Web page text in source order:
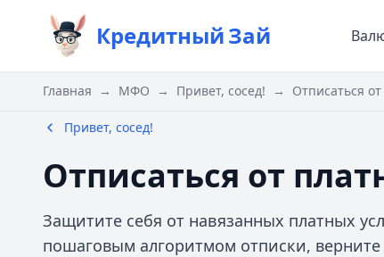
КредитныйЗай
Главная → МФО → Привет, сосед! → Отписаться
Привет, сосед!
Отписаться от
Защитите себя от навязанных платных
пошаговым алгоритмом отписки,